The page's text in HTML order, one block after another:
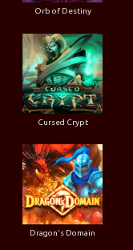
Orb of Destiny
Cursed Crypt
Dragon's Domain